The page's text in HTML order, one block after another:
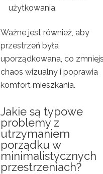
użytkowania.
Ważne jest również, aby
przestrzeń była
uporządkowana, co
chaos wizualny i poprawia
komfort mieszkania.
Jakie są typowe
problemy z
utrzymaniem
porządku w
minimalistycznych
przestrzeniach?